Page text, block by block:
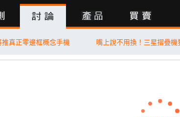
行動版
真正零邊框概念手機